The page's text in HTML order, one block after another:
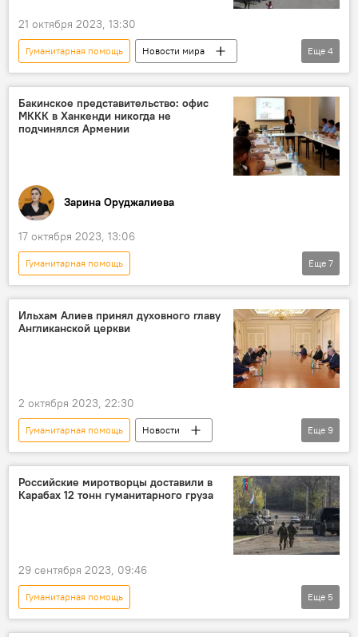
21 октября 2023, 13:30
Гуманитарная помощь
Новости мира
Сектор Газа
Египет
Израиль
Конфликт
Еще 4
Бакинское представительство: офис
МККК в Ханкенди никогда не
подчинялся Армении
Зарина Оруджалиева
17 октября 2023, 13:06
Гуманитарная помощь
Возрождение и реинтеграция Карабаха
Азербайджан
Армения
Карабах
Международный комитет Красного Креста (МККК)
Еще 7
Ильхам Алиев принял духовного главу
Англиканской церкви
2 октября 2023, 22:30
Гуманитарная помощь
Новости
Азербайджан
Ильхам Алиев
архиепископ Кентерберийский Джастин Уэлби
Встреча
Карабах
армяне
Еще 9
Российские миротворцы доставили в
Карабах 12 тонн гуманитарного груза
29 сентября 2023, 09:46
Гуманитарная помощь
Реинтеграция армян Карабаха
Еще 5